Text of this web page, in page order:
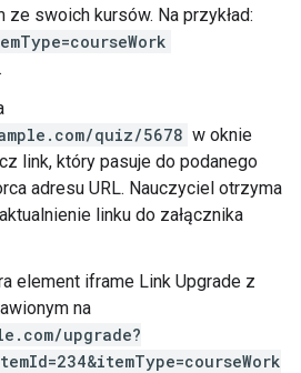
ze swoich kursów. Na przykład:
.
quiz/5678 w oknie
link, który pasuje do podanego
adresu URL. Nauczyciel otrzyma
linku do załącznika
element iframe Link Upgrade z
na
upgrade?